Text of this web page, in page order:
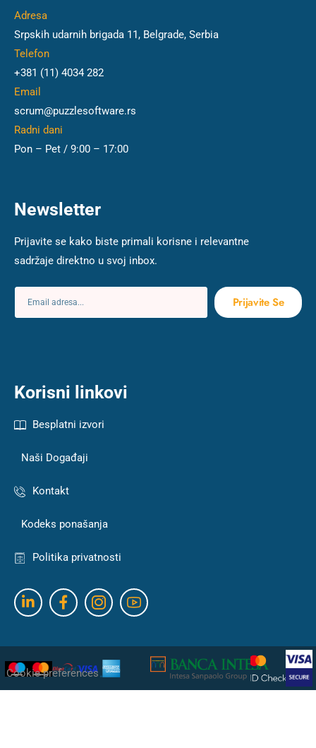
Adresa
Srpskih udarnih brigada 11, Belgrade, Serbia
Telefon
+381 (11) 4034 282
Email
scrum@puzzlesoftware.rs
Radni dani
Pon – Pet / 9:00 – 17:00
Korisni linkovi
Besplatni izvori
Naši Događaji
Kontakt
Kodeks ponašanja
Politika privatnosti
Newsletter
Prijavite se kako biste primali korisne i relevantne
sadržaje direktno u svoj inbox.
Prijavite Se